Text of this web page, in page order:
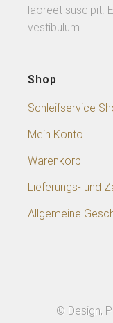
laoreet suscipit.
vestibulum.
Shop
Schleifservice
Mein Konto
Warenkorb
Lieferungs- und
Allgemeine
© Design,